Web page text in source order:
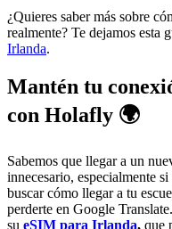
¿Quieres saber más sobre
realmente? Te dejamos esta
Irlanda.
Mantén tu
con Holafly 🌍
Sabemos que llegar a un
innecesario, especialmente
buscar cómo llegar a tu
perderte en Google
su eSIM para Irlanda, que